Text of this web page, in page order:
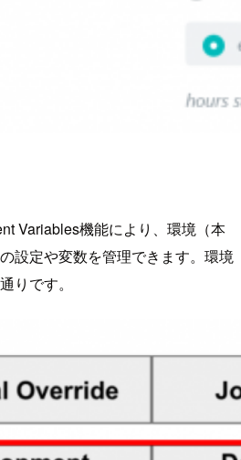
Variables機能により、環境（本
設定や変数を管理できます。環境
りです。